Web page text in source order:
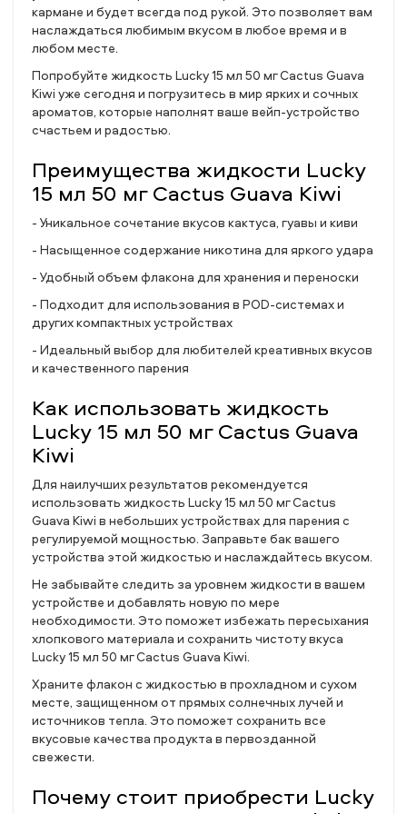
кармане и будет всегда под рукой. Это позволяет вам
наслаждаться любимым вкусом в любое время и в
любом месте.
Попробуйте жидкость Lucky 15 мл 50 мг Cactus Guava
Kiwi уже сегодня и погрузитесь в мир ярких и сочных
ароматов, которые наполнят ваше вейп-устройство
счастьем и радостью.
Преимущества жидкости Lucky
15 мл 50 мг Cactus Guava Kiwi
- Уникальное сочетание вкусов кактуса, гуавы и киви
- Насыщенное содержание никотина для яркого удара
- Удобный объем флакона для хранения и переноски
- Подходит для использования в POD-системах и
других компактных устройствах
- Идеальный выбор для любителей креативных вкусов
и качественного парения
Как использовать жидкость
Lucky 15 мл 50 мг Cactus Guava
Kiwi
Для наилучших результатов рекомендуется
использовать жидкость Lucky 15 мл 50 мг Cactus
Guava Kiwi в небольших устройствах для парения с
регулируемой мощностью. Заправьте бак вашего
устройства этой жидкостью и наслаждайтесь вкусом.
Не забывайте следить за уровнем жидкости в вашем
устройстве и добавлять новую по мере
необходимости. Это поможет избежать пересыхания
хлопкового материала и сохранить чистоту вкуса
Lucky 15 мл 50 мг Cactus Guava Kiwi.
Храните флакон с жидкостью в прохладном и сухом
месте, защищенном от прямых солнечных лучей и
источников тепла. Это поможет сохранить все
вкусовые качества продукта в первозданной
свежести.
Почему стоит приобрести Lucky